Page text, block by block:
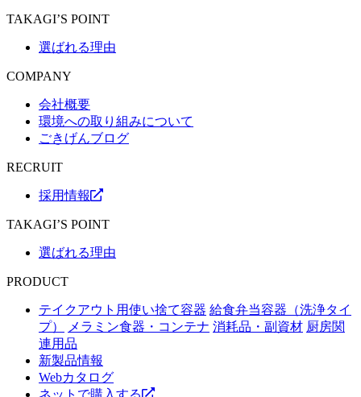
TAKAGI’S POINT
選ばれる理由
COMPANY
会社概要
環境への取り組みについて
ごきげんブログ
RECRUIT
採用情報
TAKAGI’S POINT
選ばれる理由
PRODUCT
テイクアウト用使い捨て容器 給食弁当容器（洗浄タイ
プ）
メラミン食器・コンテナ 消耗品・副資材 厨房関
連用品
新製品情報
Webカタログ